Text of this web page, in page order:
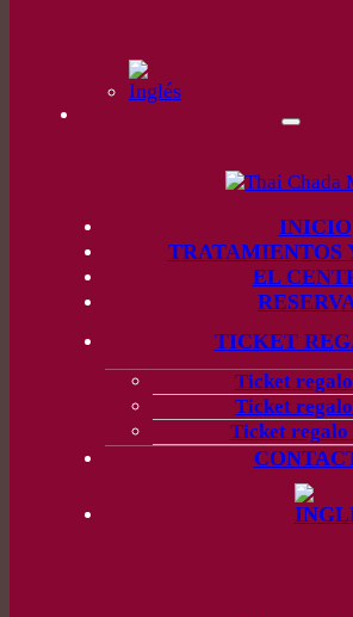
INICIO
TRATAMIENTOS
EL
TICKET
Ticket
Ticket
Ticket regalo